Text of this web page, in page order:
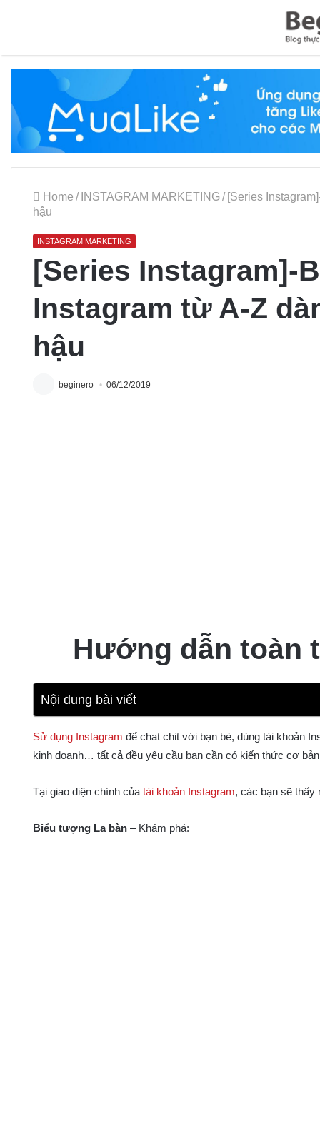
Home / INSTAGRAM MARKETING/ [Series
hậu
INSTAGRAM MARKETING
[Series Instagram]-
Instagram từ A-Z
hậu
beginero 06/12/2019
Hướng dẫn toàn
Nội dung bài viết
Sử dụng Instagram để chat chit với bạn bè, dùng tài khoản
kinh doanh… tất cả đều yêu cầu bạn cần có kiến thức cơ
Tại giao diện chính của tài khoản Instagram, các bạn sẽ thấy
Biểu tượng La bàn – Khám phá: